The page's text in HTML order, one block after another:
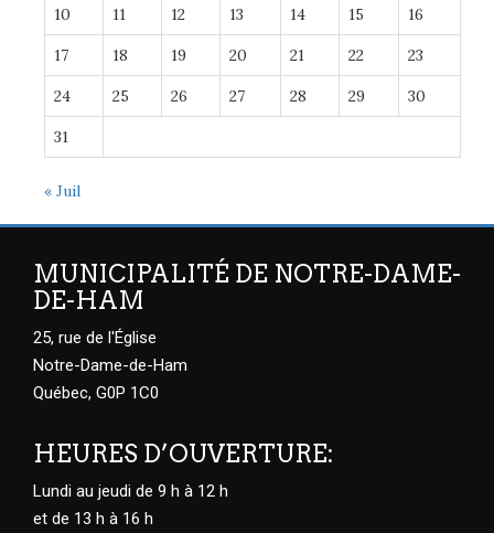
10 11 12 13 14 15 16
17 18 19 20 21 22 23
24 25 26 27 28 29 30
31
« Juil
MUNICIPALITÉ DE NOTRE-DAME-
DE-HAM
25, rue de l'Église
Notre-Dame-de-Ham
Québec, G0P 1C0
HEURES D’OUVERTURE:
Lundi au jeudi de 9 h à 12 h
et de 13 h à 16 h